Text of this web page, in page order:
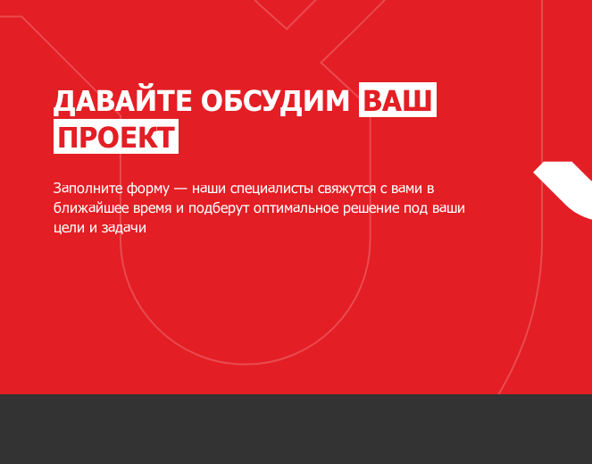
ДАВАЙТЕ ОБСУДИМВАШ
ПРОЕКТ
Заполните форму — наши специалисты свяжутся с вами в
ближайшее время и подберут оптимальное решение под ваши
цели и задачи